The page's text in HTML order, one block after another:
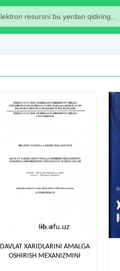
DAVLAT XARIDLARINI AMALGA
OSHIRISH MEXANIZMINI